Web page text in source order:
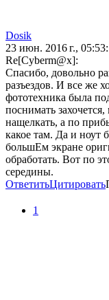
Dosik
23 июн. 2016 г.,
Re[Cyberm@x]:
Спасибо, довольно
разъездов. И все же
фототехника была
поснимать
нащелкать, а по
какое там. Да и ноут
большЕм экране
обработать. Вот по
середины.
ОтветитьЦитировать
1